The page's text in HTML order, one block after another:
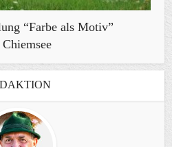
“Farbe als Motiv”